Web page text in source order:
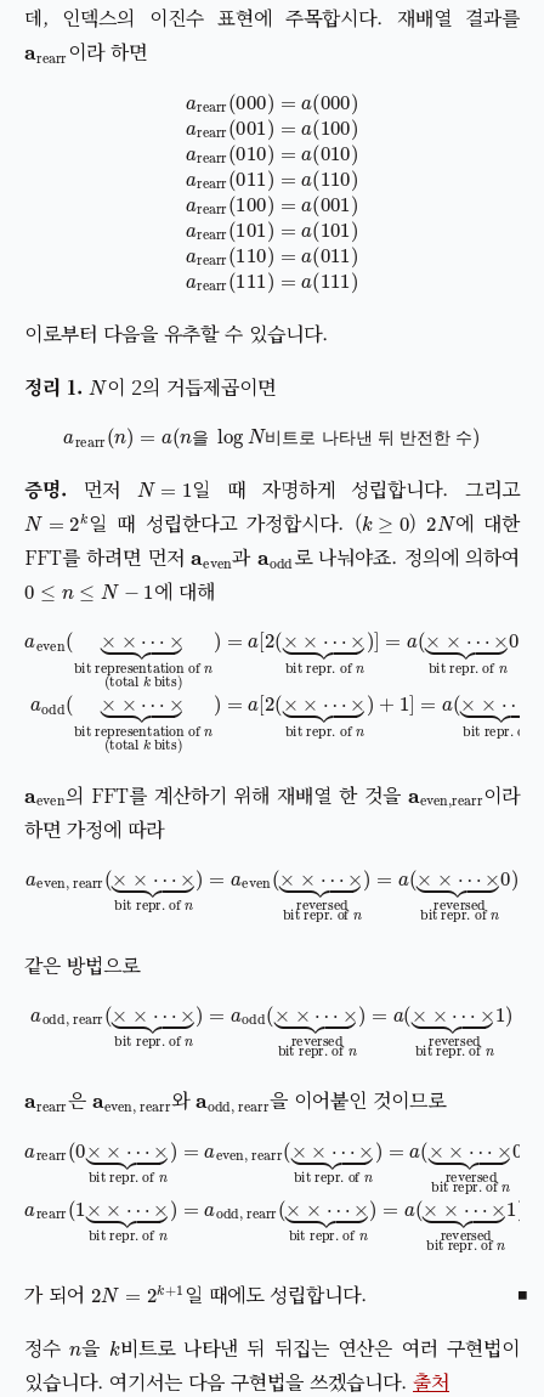
데, 인덱스의 이진수 표현에 주목합시다. 재배열 결과를
rearr이라 하면
000) rearr(001 )=a(100
이로부터 다음을 유추할 수 있습니다.
N이 2의 거듭제곱이면
rearr (n) =a (n을logN 비트로 나타낸 뒤 반전한 수
먼저 N= 일 때 자명하게 성립합니다. 그리고
N=2 일 때 성립한다고 가정합시다. (k ≥0 ) 2N에 대한
FFT를 하려면 먼저
even
과 a odd로 나눠야죠. 정의에 의하여
n≤ N−1 에 대해
a even × ⋯×⏟
bit representation ofn (totalk bits )) =a[2(×× ⋯×⏟
bit repr. of )] (×× ⋯ × bit repr. ofn0 ) aodd( ×× ⋯ × ⏟
bit representation of n( totalkbits ) )=a[2 (××⋯× ⏟
bit repr. ofn )+ =a (××⋯ × ⏟ bit repr. of n1 )
even의 FFT를 계산하기 위해 재배열 한 것을 rearr
이라
하면 가정에 따라
a even, rearr( ×⋯×⏟ bit repr. ofn )=aeven( ×⋯
× reversed bit repr. of )=a (× ×⋯ × ⏟reversed
bit repr. of n0
같은 방법으로
a odd, rearr( ×⋯×⏟ bit repr. ofn )= aodd(× ×⋯
×⏟ reversed bit repr. ofn)= a( ×⋯ × ⏟reversed
bit repr. of n
rearr
은 와 을 이어붙인 것이므로
arearr 0× × ⋯ bit repr. ofn) =a
even, rearr ×× ⋯ × bit repr. of )=a (××⋯
⏟reversedbit repr. of n0)arearr(1××⋯×⏟
bit repr. of n)= aodd, rearr(×× × ⏟
bit repr. of n) ××⋯× reversed bit repr. ofn1
가 되어 N + 1 일 때에도 성립합니다.
정수 을 k비트로 나타낸 뒤 뒤집는 연산은 여러 구현법이
있습니다. 여기서는 다음 구현법을 쓰겠습니다. 출처